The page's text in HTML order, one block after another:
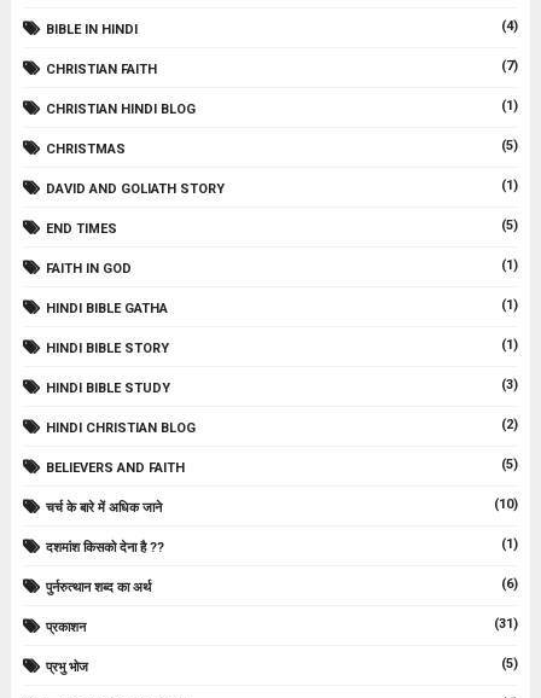
BIBLE IN HINDI (4)
CHRISTIAN FAITH (7)
CHRISTIAN HINDI BLOG (1)
CHRISTMAS (5)
DAVID AND GOLIATH STORY (1)
END TIMES (5)
FAITH IN GOD (1)
HINDI BIBLE GATHA (1)
HINDI BIBLE STORY (1)
HINDI BIBLE STUDY (3)
HINDI CHRISTIAN BLOG (2)
BELIEVERS AND FAITH (5)
चर्च के बारे में अधिक जाने (10)
दशमांश किसको देना है ?? (1)
पुर्नरुत्थान शब्द का अर्थ (6)
प्रकाशन (31)
प्रभु भोज (5)